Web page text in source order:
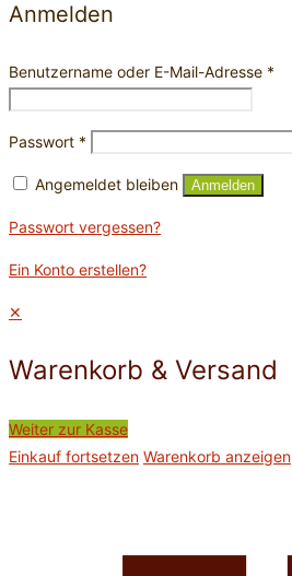
Anmelden
Benutzername oder E-Mail-Adresse *
Passwort *
Angemeldet bleiben Anmelden
Passwort vergessen?
Ein Konto erstellen?
✕
Warenkorb & Versand
Weiter zur Kasse
Einkauf fortsetzen Warenkorb anzeigen